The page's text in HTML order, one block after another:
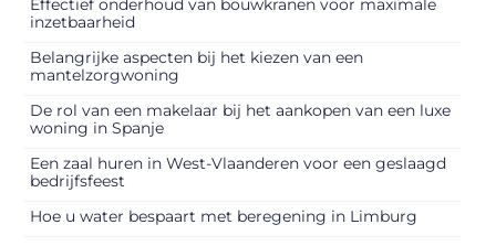
Effectief onderhoud van bouwkranen voor maximale
inzetbaarheid
Belangrijke aspecten bij het kiezen van een
mantelzorgwoning
De rol van een makelaar bij het aankopen van een luxe
woning in Spanje
Een zaal huren in West-Vlaanderen voor een geslaagd
bedrijfsfeest
Hoe u water bespaart met beregening in Limburg